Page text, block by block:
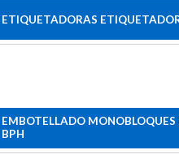
ETIQUETADORAS
EMBOTELLADO
BPH